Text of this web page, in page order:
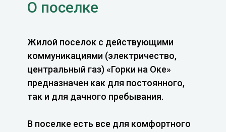
О поселке
Жилой поселок с действующими
коммуникациями (электричество,
центральный газ) «Горки на Оке»
предназначен как для постоянного,
так и для дачного пребывания.
В поселке есть все для комфортного